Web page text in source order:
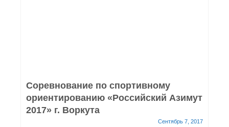
Соревнование по спортивному
ориентированию «Российский Азимут
2017» г. Воркута
Сентябрь 7, 2017